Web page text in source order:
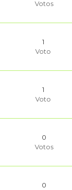
Votos
1
Voto
1
Voto
0
Votos
0